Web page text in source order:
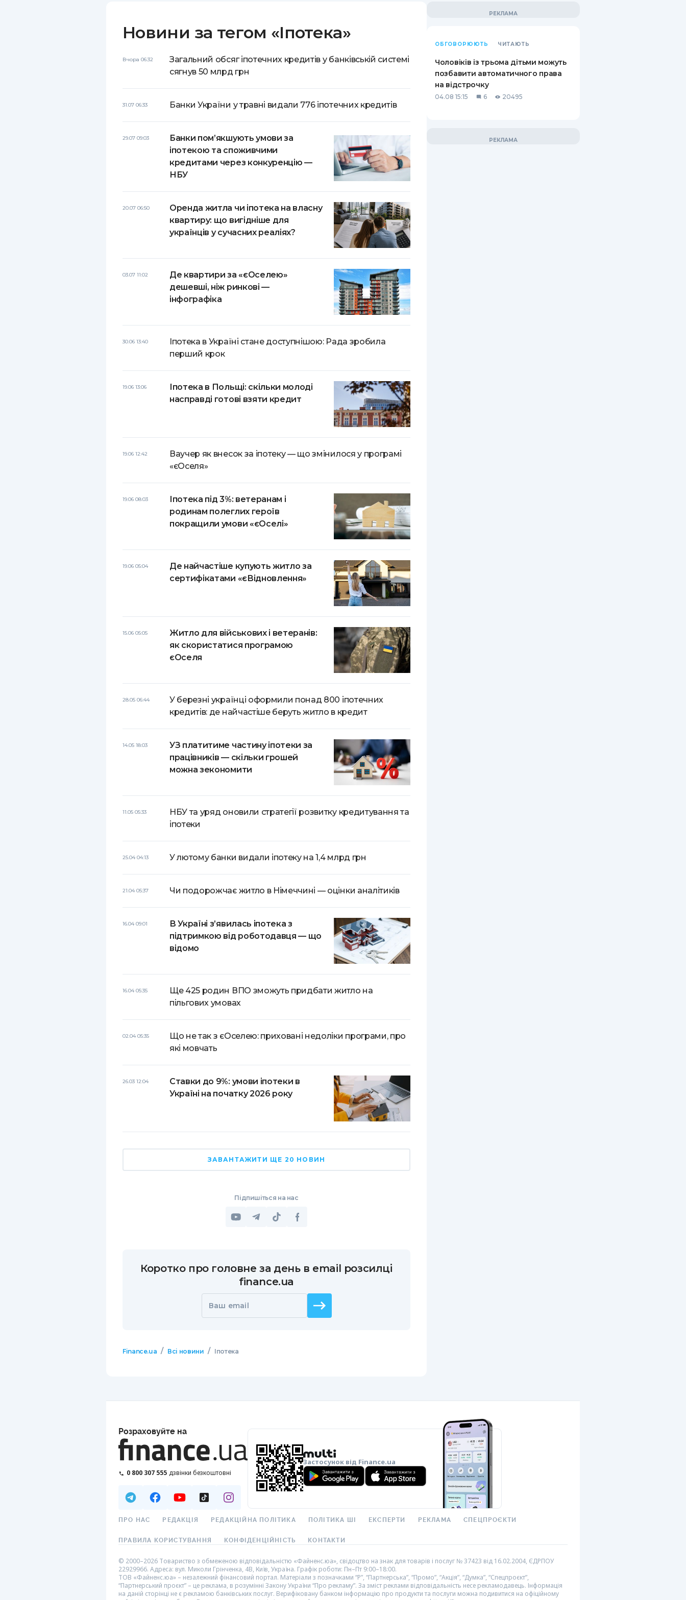
КЕШБЕКУ
БАНКІВСЬКИХ КАРТКАХ
ВСІ СТРАХОВІ ПОЛІСИ
СТРАХОВІ КОМПАНІЇ
ВІДГУКИ ПРО СТРАХОВІ
КОМПАНІЇ
Новини за тегом «Іпотека»
Вчора 06:32
Загальний обсяг іпотечних кредитів у банківській системі
сягнув 50 млрд грн
31.07 06:33 Банки України у травні видали 776 іпотечних кредитів
29.07 09:03
Банки пом’якшують умови за
іпотекою та споживчими
кредитами через конкуренцію —
НБУ
20.07 06:50
Оренда житла чи іпотека на власну
квартиру: що вигідніше для
українців у сучасних реаліях?
03.07 11:02
Де квартири за «єОселею»
дешевші, ніж ринкові —
інфографіка
30.06 13:40
Іпотека в Україні стане доступнішою: Рада зробила
перший крок
19.06 13:06
Іпотека в Польщі: скільки молоді
насправді готові взяти кредит
19.06 12:42
Ваучер як внесок за іпотеку — що змінилося у програмі
«єОселя»
19.06 08:03
Іпотека під 3%: ветеранам і
родинам полеглих героїв
покращили умови «єОселі»
19.06 05:04
Де найчастіше купують житло за
сертифікатами «єВідновлення»
15.06 05:05
Житло для військових і ветеранів:
як скористатися програмою
єОселя
28.05 06:44
У березні українці оформили понад 800 іпотечних
кредитів: де найчастіше беруть житло в кредит
14.05 18:03
УЗ платитиме частину іпотеки за
працівників — скільки грошей
можна зекономити
11.05 05:33
НБУ та уряд оновили стратегії розвитку кредитування та
іпотеки
25.04 04:13 У лютому банки видали іпотеку на 1,4 млрд грн
21.04 05:37 Чи подорожчає житло в Німеччині — оцінки аналітиків
16.04 09:01
В Україні з’явилась іпотека з
підтримкою від роботодавця — що
відомо
16.04 05:35
Ще 425 родин ВПО зможуть придбати житло на
пільгових умовах
02.04 05:35
Що не так з єОселею: приховані недоліки програми, про
які мовчать
26.03 12:04
Ставки до 9%: умови іпотеки в
Україні на початку 2026 року
ЗАВАНТАЖИТИ ЩЕ 20 НОВИН
Підпишіться на нас
Коротко про головне за день в email розсилці
finance.ua
Ваш email
Finance.ua / Всі новини / Іпотека
ОБГОВОРЮЮТЬ ЧИТАЮТЬ
Чоловіків із трьома дітьми можуть
позбавити автоматичного права
на відстрочку
04.08 15:15 6 20495
Розраховуйте на
0 800 307 555 дзвінки безкоштовні
Застосунок від Finance.ua
ПРО НАС РЕДАКЦІЯ РЕДАКЦІЙНА ПОЛІТИКА ПОЛІТИКА ШІ ЕКСПЕРТИ РЕКЛАМА СПЕЦПРОЄКТИ
ПРАВИЛА КОРИСТУВАННЯ КОНФІДЕНЦІЙНІСТЬ КОНТАКТИ
© 2000–2026 Товариство з обмеженою відповідальністю «Файненс.юа», свідоцтво на знак для товарів і послуг № 37423 від 16.02.2004, ЄДРПОУ
22929966. Адреса: вул. Миколи Грінченка, 4В, Київ, Україна. Графік роботи: Пн–Пт 9:00–18:00.
ТОВ «Файненс.юа» – незалежний фінансовий портал. Матеріали з позначками “Р”, “Партнерська”, “Промо”, “Акція”, “Думка”, “Спецпроєкт”,
“Партнерський проєкт” – це реклама, в розумінні Закону України “Про рекламу”. За зміст реклами відповідальність несе рекламодавець. Інформація
на даній сторінці не є рекламою банківських послуг. Верифіковану банком інформацію про продукти та послуги можна подивитися на офіційному